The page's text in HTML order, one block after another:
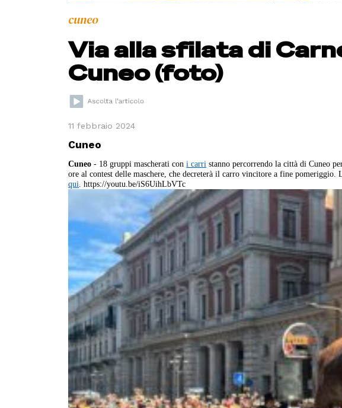
cuneo
Via alla sfilata di
Cuneo (foto)
11 febbraio 2024
Cuneo
Cuneo - 18 gruppi mascherati coni carri stanno percorrendo la città di Cuneo
ore al contest delle maschere, che decreterà il carro vincitore a fine
qui . https://youtu.be/iS6UihLbVTc